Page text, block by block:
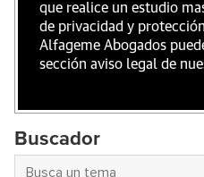
que realice un estudio
de privacidad y
Alfageme Abogados
sección aviso legal de
Buscador